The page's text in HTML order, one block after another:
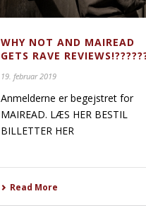
WHY NOT AND MAIREAD
GETS RAVE
19. februar 2019
Anmelderne er begejstret for
MAIREAD. LÆS HER BESTIL
BILLETTER HER
Read More